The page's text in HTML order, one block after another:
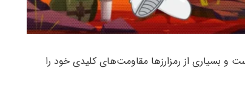
بسیاری از رمزارزها مقاومت‌های کلیدی خود را